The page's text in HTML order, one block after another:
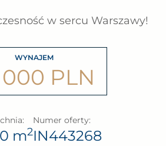
w sercu Warszawy!
WYNAJEM
PLN
m2
Numer oferty:
IN443268